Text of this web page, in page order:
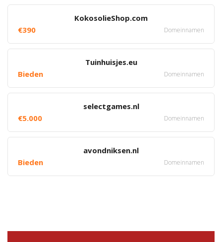
KokosolieShop.com
€390
Domeinnamen
Tuinhuisjes.eu
Bieden
Domeinnamen
selectgames.nl
€5.000
Domeinnamen
avondniksen.nl
Bieden
Domeinnamen